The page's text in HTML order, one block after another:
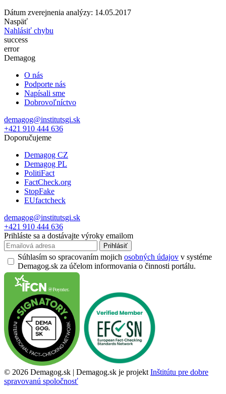
Dátum zverejnenia analýzy: 14.05.2017
Naspäť
Nahlásiť chybu
success
error
Demagog
O nás
Podporte nás
Napísali sme
Dobrovoľníctvo
demagog@institutsgi.sk
+421 910 444 636
Doporučujeme
Demagog CZ
Demagog PL
PolitiFact
FactCheck.org
StopFake
EUfactcheck
demagog@institutsgi.sk
+421 910 444 636
Prihláste sa a dostávajte výroky emailom
Prihlásiť
Súhlasím so spracovaním mojich osobných údajov v systéme
Demagog.sk za účelom informovania o činnosti portálu.
© 2026 Demagog.sk | Demagog.sk je projektInštitútu pre dobre
spravovanú spoločnosť